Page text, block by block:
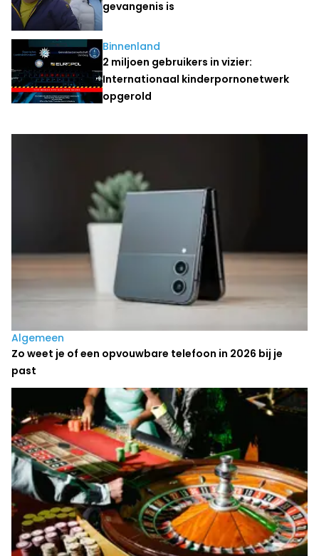
gevangenis is
Binnenland
2 miljoen gebruikers in vizier:
Internationaal kinderpornonetwerk
opgerold
Laatste nieuws
Algemeen
Zo weet je of een opvouwbare telefoon in 2026 bij je
past